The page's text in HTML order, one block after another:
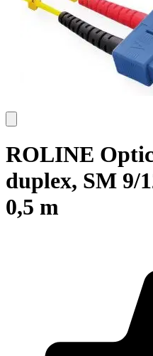
ROLINE
duplex, SM 9/
0,5 m